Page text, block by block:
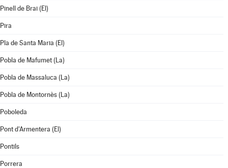
Pinell de Brai (El)
Pira
Pla de Santa Maria (El)
Pobla de Mafumet (La)
Pobla de Massaluca (La)
Pobla de Montornès (La)
Poboleda
Pont d'Armentera (El)
Pontils
Porrera